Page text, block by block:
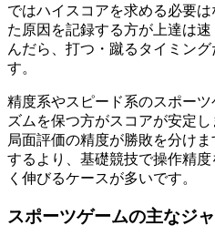
ではハイスコアを求める必要
た原因を記録する方が上達は
んだら、打つ・蹴るタイミン
す。
精度系やスピード系のスポー
ズムを保つ方がスコアが安定
局面評価の精度が勝敗を分け
するより、基礎競技で操作精
く伸びるケースが多いです。
スポーツゲームの主なジ